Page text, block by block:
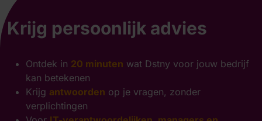
Krijg persoonlijk advies
Ontdek in 20 minuten wat Dstny voor jouw bedrijf
kan betekenen
Krijg antwoorden op je vragen, zonder
verplichtingen